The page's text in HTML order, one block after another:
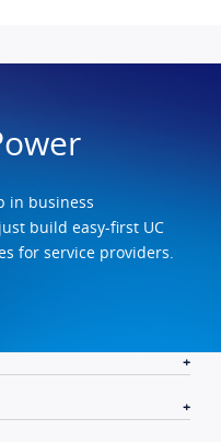
in business
build easy-first UC
for service providers.